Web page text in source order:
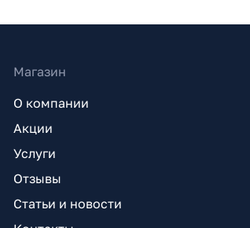
Магазин
О компании
Акции
Услуги
Отзывы
Статьи и новости